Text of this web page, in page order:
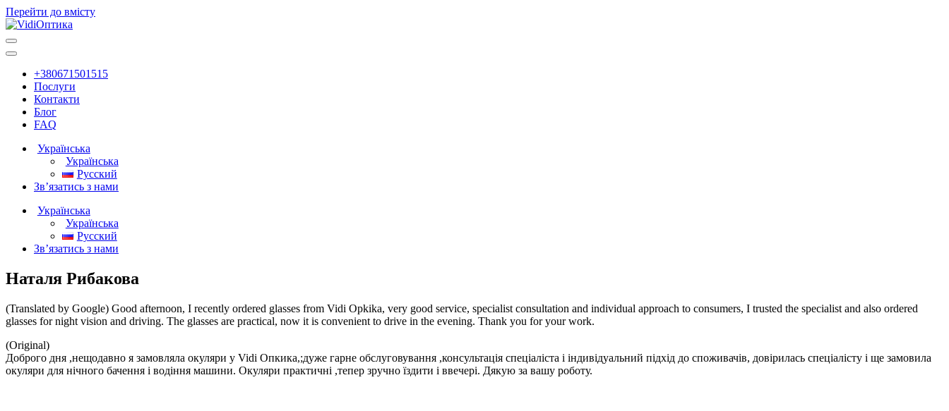
Перейти до вмісту
Головна
навігація
+380671501515
Послуги
Контакти
Блог
FAQ
Українська
Українська
Русский
Зв’язатись з нами
Українська
Українська
Русский
Зв’язатись з нами
Наталя Рибакова
(Translated by Google) Good afternoon, I recently ordered glasses from Vidi Opkika, very good service, specialist consultation and individual approach to consumers, I trusted the specialist and also ordered
glasses for night vision and driving. The glasses are practical, now it is convenient to drive in the evening. Thank you for your work.
(Original)
Доброго дня ,нещодавно я замовляла окуляри у Vidi Опкика,;дуже гарне обслуговування ,консультація спеціаліста і індивідуальний підхід до споживачів, довірилась спеціалісту і ще замовила
окуляри для нічного бачення і водіння машини. Окуляри практичні ,тепер зручно їздити і ввечері. Дякую за вашу роботу.